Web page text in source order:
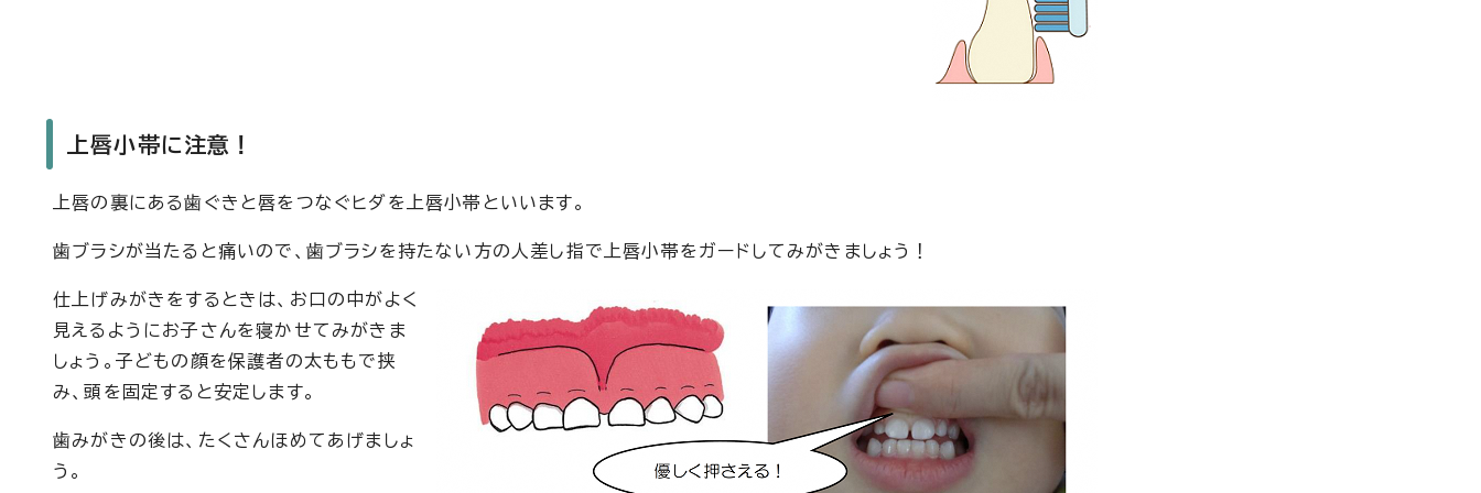
上唇小帯に注意！
上唇の裏にある歯ぐきと唇をつなぐヒダを上唇小帯といいます。
歯ブラシが当たると痛いので、歯ブラシを持たない方の人差し指で上唇小帯をガードしてみがきましょう！
仕上げみがきをするときは、お口の中がよく
見えるようにお子さんを寝かせてみがきま
しょう。子どもの顔を保護者の太ももで挟
み、頭を固定すると安定します。
歯みがきの後は、たくさんほめてあげましょ
う。